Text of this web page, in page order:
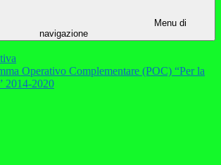
Menu di
navigazione
Operativo Complementare (POC) “Per la
2014-2020